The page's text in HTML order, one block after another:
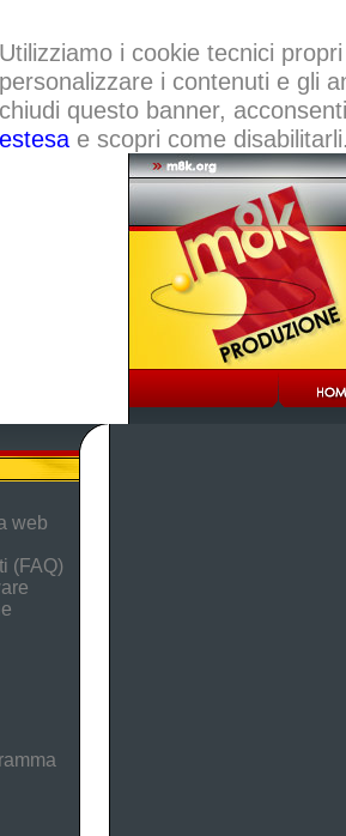
Utilizziamo i cookie tecnici
personalizzare i contenuti e gli
chiudi questo banner,
estesae scopri come
web
(FAQ)